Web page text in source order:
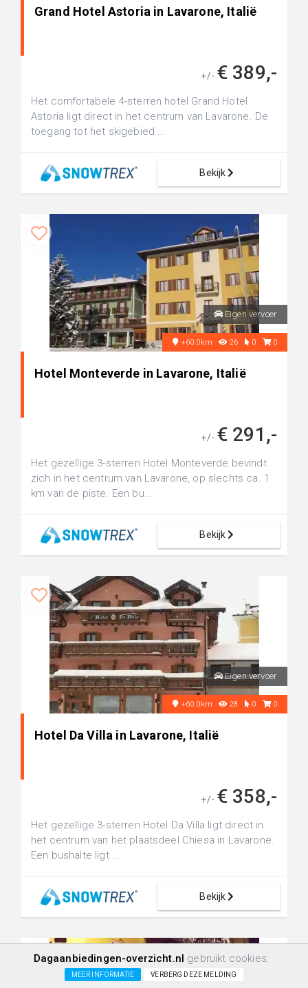
Grand Hotel Astoria in Lavarone, Italië
+/- € 389,-
Het comfortabele 4-sterren hotel Grand Hotel
Astoria ligt direct in het centrum van Lavarone. De
toegang tot het skigebied ...
Bekijk
Eigen vervoer
+60.0km 26 0 0
Hotel Monteverde in Lavarone, Italië
+/- € 291,-
Het gezellige 3-sterren Hotel Monteverde bevindt
zich in het centrum van Lavarone, op slechts ca. 1
km van de piste. Een bu...
Bekijk
Eigen vervoer
+60.0km 28 0 0
Hotel Da Villa in Lavarone, Italië
+/- € 358,-
Het gezellige 3-sterren Hotel Da Villa ligt direct in
het centrum van het plaatsdeel Chiesa in Lavarone.
Een bushalte ligt ...
Bekijk
Dagaanbiedingen-overzicht.nl gebruikt cookies:
MEER INFORMATIE VERBERG DEZE MELDING